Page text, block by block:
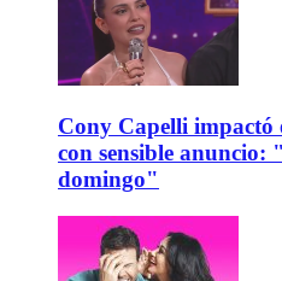
Cony Capelli impactó
con sensible anuncio:
domingo"